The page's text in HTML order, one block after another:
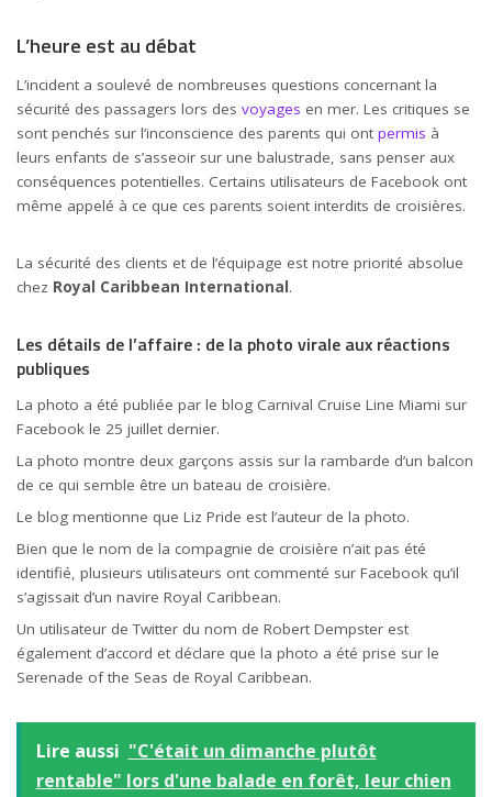
L’heure est au débat
L’incident a soulevé de nombreuses questions concernant la
sécurité des passagers lors des voyages en mer. Les critiques se
sont penchés sur l’inconscience des parents qui ont permis à
leurs enfants de s’asseoir sur une balustrade, sans penser aux
conséquences potentielles. Certains utilisateurs de Facebook ont
même appelé à ce que ces parents soient interdits de croisières.
La sécurité des clients et de l’équipage est notre priorité absolue
chez Royal Caribbean International.
Les détails de l’affaire : de la photo virale aux réactions
publiques
La photo a été publiée par le blog Carnival Cruise Line Miami sur
Facebook le 25 juillet dernier.
La photo montre deux garçons assis sur la rambarde d’un balcon
de ce qui semble être un bateau de croisière.
Le blog mentionne que Liz Pride est l’auteur de la photo.
Bien que le nom de la compagnie de croisière n’ait pas été
identifié, plusieurs utilisateurs ont commenté sur Facebook qu’il
s’agissait d’un navire Royal Caribbean.
Un utilisateur de Twitter du nom de Robert Dempster est
également d’accord et déclare que la photo a été prise sur le
Serenade of the Seas de Royal Caribbean.
Lire aussi "C'était un dimanche plutôt
rentable" lors d'une balade en forêt, leur chien